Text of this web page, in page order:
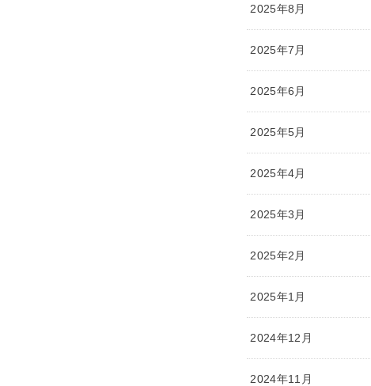
2025年8月
2025年7月
2025年6月
2025年5月
2025年4月
2025年3月
2025年2月
2025年1月
2024年12月
2024年11月